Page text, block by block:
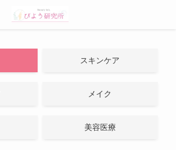
スキンケア
メイク
美容医療